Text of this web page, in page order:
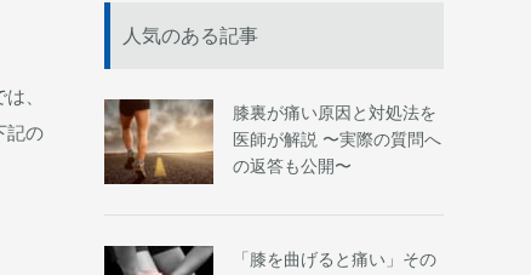
、
記の
人気のある記事
膝裏が痛い原因と対処法を
医師が解説 〜実際の質問へ
の返答も公開〜
「​​膝を曲げると痛い」その